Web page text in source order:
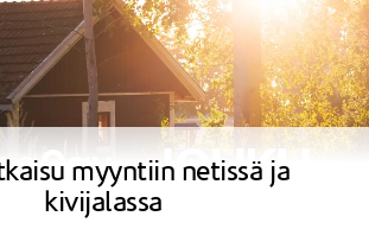
myyntiin netissä ja
kivijalassa